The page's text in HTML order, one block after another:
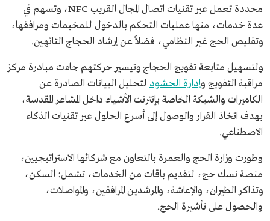
محددة تعمل عبر تقنيات اتصال المجال القريب NFC، وتسهم في
عدة خدمات، منها عمليات التحكم بالدخول للمخيمات ومرافقها،
وتقليص الحج غير النظامي، فضلاً عن إرشاد الحجاج التائهين.
ولتسهيل متابعة تفويج الحجاج وتيسير حركتهم جاءت مبادرة مركز
مراقبة التفويج وإدارة الحشود لتحليل البيانات الصادرة عن
الكاميرات والشبكة الخاصة بإنترنت الأشياء داخل المشاعر المقدسة،
بهدف اتخاذ القرار والوصول إلى أسرع الحلول عبر تقنيات الذكاء
الاصطناعي.
وطورت وزارة الحج والعمرة بالتعاون مع شركائها الاستراتيجيين،
منصة نسك حج، لتقديم باقات من الخدمات، تشمل: السكن،
وتذاكر الطيران، والإعاشة، والمرشدين المرافقين، والمواصلات،
والحصول على تأشيرة الحج.